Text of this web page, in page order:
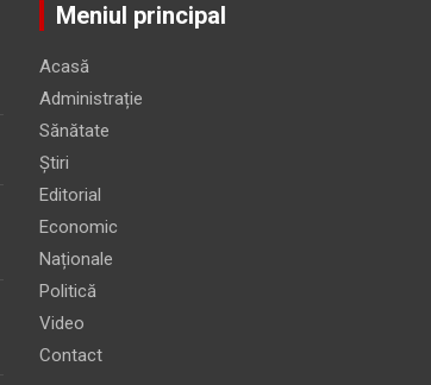
Meniul principal
Acasă
Administrație
Sănătate
Știri
Editorial
Economic
Naționale
Politică
Video
Contact